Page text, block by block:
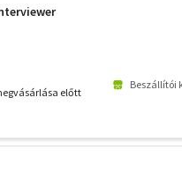
előtt
Beszállítói